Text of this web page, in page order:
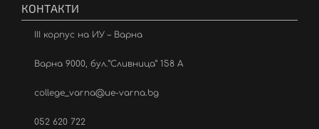
КОНТАКТИ
III корпус на ИУ – Варна
Варна 9000, бул.”Сливница” 158 А
college_varna@ue-varna.bg
052 620 722